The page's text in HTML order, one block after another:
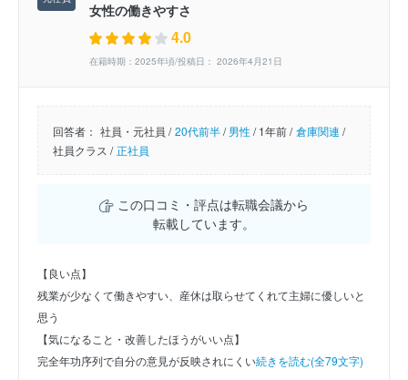
女性の働きやすさ
4.0
在籍時期：2025年頃/投稿日： 2026年4月21日
回答者： 社員・元社員 / 20代前半/男性/1年前 / 倉庫関連 /
社員クラス / 正社員
この口コミ・評点は転職会議から
転載しています。
【良い点】
残業が少なくて働きやすい、産休は取らせてくれて主婦に優しいと
思う
【気になること・改善したほうがいい点】
完全年功序列で自分の意見が反映されにくい続きを読む(全79文字)